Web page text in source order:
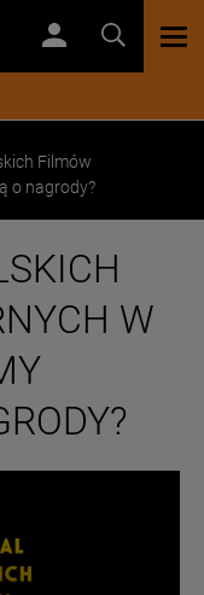
Filmów
o nagrody?
W